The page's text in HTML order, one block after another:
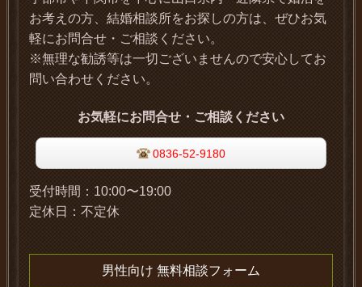
お考えの方、結婚相談所をお探しの方は、ぜひお気
軽にお問合せ・ご相談ください。
※無理な勧誘等は一切ございませんので安心してお
問い合わせください。
お気軽にお問合せ・ご相談ください
0836-52-9180
受付時間： 10:00〜19:00
定休日： 不定休
男性向け 無料相談フォーム